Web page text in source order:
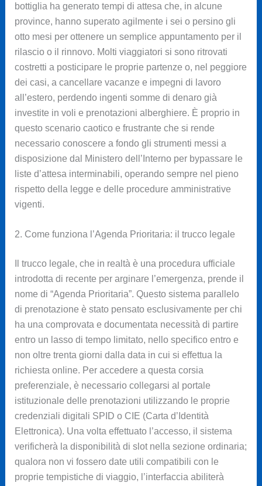
bottiglia ha generato tempi di attesa che, in alcune
province, hanno superato agilmente i sei o persino gli
otto mesi per ottenere un semplice appuntamento per il
rilascio o il rinnovo. Molti viaggiatori si sono ritrovati
costretti a posticipare le proprie partenze o, nel peggiore
dei casi, a cancellare vacanze e impegni di lavoro
all’estero, perdendo ingenti somme di denaro già
investite in voli e prenotazioni alberghiere. È proprio in
questo scenario caotico e frustrante che si rende
necessario conoscere a fondo gli strumenti messi a
disposizione dal Ministero dell’Interno per bypassare le
liste d’attesa interminabili, operando sempre nel pieno
rispetto della legge e delle procedure amministrative
vigenti.
2. Come funziona l’Agenda Prioritaria: il trucco legale
Il trucco legale, che in realtà è una procedura ufficiale
introdotta di recente per arginare l’emergenza, prende il
nome di “Agenda Prioritaria”. Questo sistema parallelo
di prenotazione è stato pensato esclusivamente per chi
ha una comprovata e documentata necessità di partire
entro un lasso di tempo limitato, nello specifico entro e
non oltre trenta giorni dalla data in cui si effettua la
richiesta online. Per accedere a questa corsia
preferenziale, è necessario collegarsi al portale
istituzionale delle prenotazioni utilizzando le proprie
credenziali digitali SPID o CIE (Carta d’Identità
Elettronica). Una volta effettuato l’accesso, il sistema
verificherà la disponibilità di slot nella sezione ordinaria;
qualora non vi fossero date utili compatibili con le
proprie tempistiche di viaggio, l’interfaccia abiliterà